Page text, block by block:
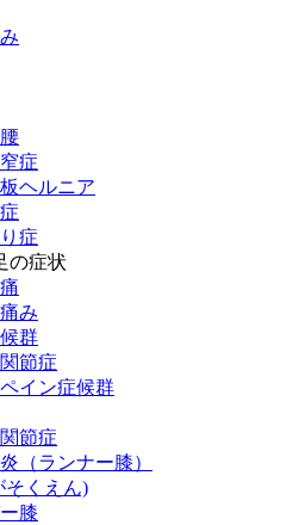
症
ヘルニア
症
の症状
み
群
節症
イン症候群
節症
（ランナー膝）
そくえん)
膝